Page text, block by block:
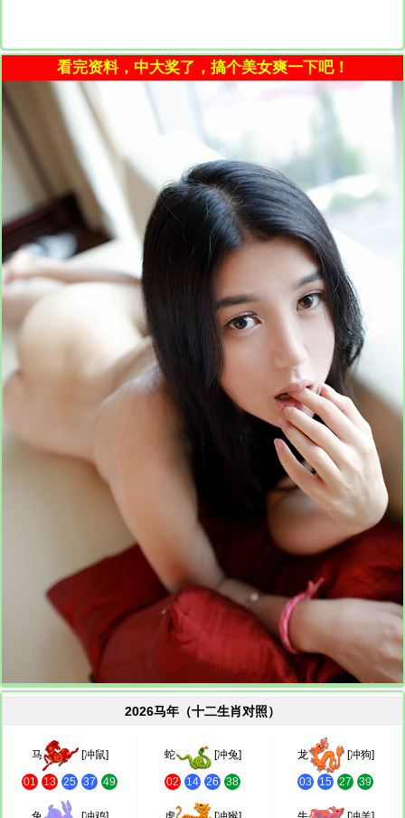
看完资料，中大奖了，搞个美女爽一下吧！
2026马年（十二生肖对照）
马 [冲鼠]
01 13 25 37 49
蛇 [冲兔]
02 14 26 38
龙 [冲狗]
03 15 27 39